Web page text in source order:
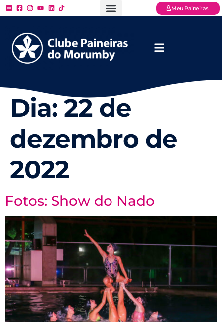
Meu Paineiras
Dia: 22 de
dezembro de
2022
Fotos: Show do Nado